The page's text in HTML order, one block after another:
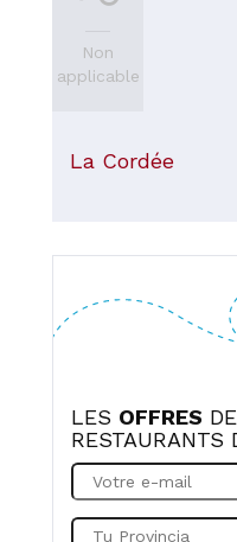
Non
applicable
La Cordée
LES OFFRES
RESTAURANTS